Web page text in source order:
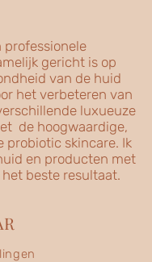
professionele
gericht is op
van de huid
het verbeteren van
luxueuze
de hoogwaardige,
probiotic skincare. Ik
en producten met
beste resultaat.